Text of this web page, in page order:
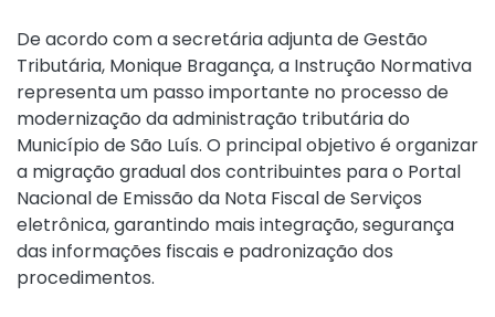
De acordo com a secretária adjunta de Gestão
Tributária, Monique Bragança, a Instrução Normativa
representa um passo importante no processo de
modernização da administração tributária do
Município de São Luís. O principal objetivo é organizar
a migração gradual dos contribuintes para o Portal
Nacional de Emissão da Nota Fiscal de Serviços
eletrônica, garantindo mais integração, segurança
das informações fiscais e padronização dos
procedimentos.